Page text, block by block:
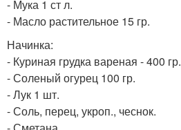
- Мука 1 ст л.
- Масло растительное 15 гр.
Начинка:
- Куриная грудка вареная - 400 гр.
- Соленый огурец 100 гр.
- Лук 1 шт.
- Соль, перец, укроп., чеснок.